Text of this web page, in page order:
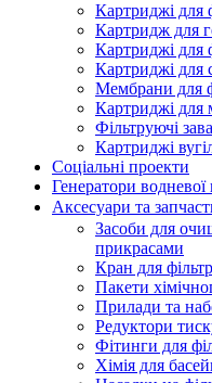
Картриджі для
Картридж для
Картриджі для
Картриджі для
Мембрани для
Картриджі для
Фільтруючі
Картриджі
Соціальні проекти
Генератори водневої
Аксесуари та
Засоби для
прикрасами
Кран для
Пакети
Прилади та
Редуктори
Фітинги для
Хімія для